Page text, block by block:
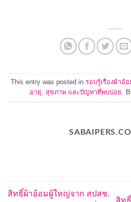
This entry was posted in รอบรู้เรื่องผ้าอ้อ
อายุ, สุขภาพ และปัญหาที่พบบ่อย.
สิทธิ์ผ้าอ้อมผู้ใหญ่จาก สปสช.
สิท